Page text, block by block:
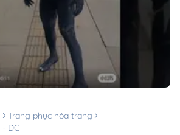
Trang phục hóa trang
DC